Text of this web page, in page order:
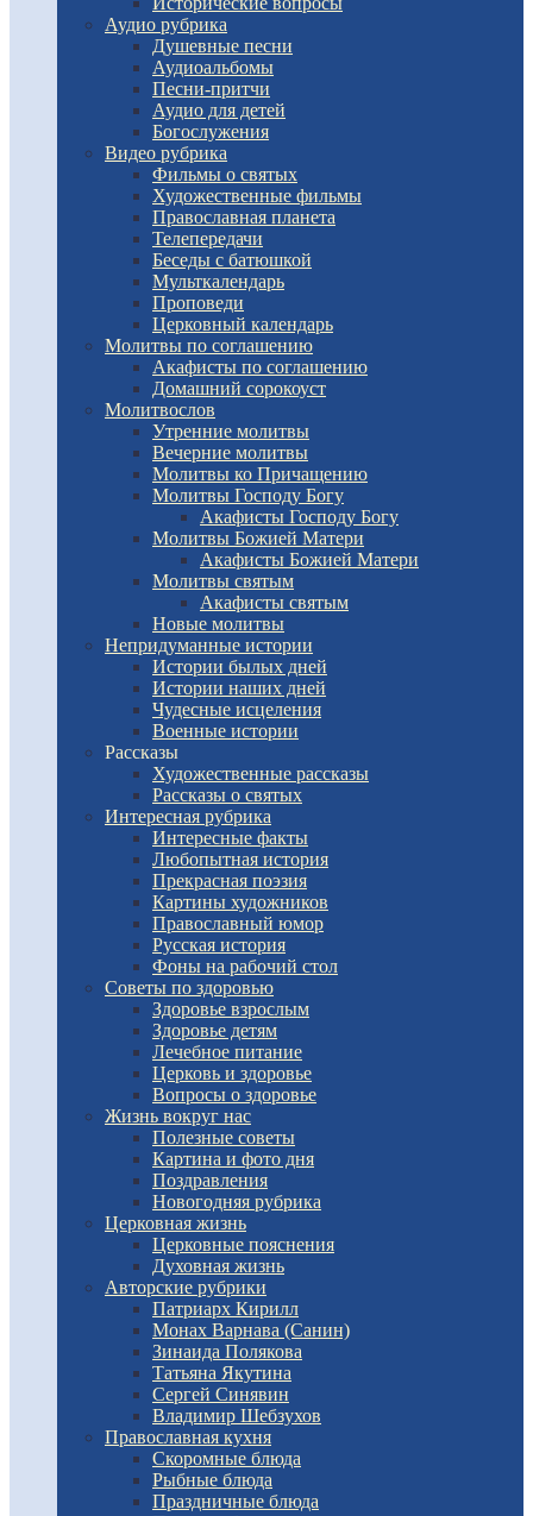
Аудио рубрика
Душевные песни
Аудиоальбомы
Песни-притчи
Аудио для детей
Богослужения
Видео рубрика
Фильмы о святых
Художественные фильмы
Православная планета
Телепередачи
Беседы с батюшкой
Мульткалендарь
Проповеди
Церковный календарь
Молитвы по соглашению
Акафисты по соглашению
Домашний сорокоуст
Молитвослов
Утренние молитвы
Вечерние молитвы
Молитвы ко Причащению
Молитвы Господу Богу
Акафисты Господу Богу
Молитвы Божией Матери
Акафисты Божией Матери
Молитвы святым
Акафисты святым
Новые молитвы
Непридуманные истории
Истории былых дней
Истории наших дней
Чудесные исцеления
Военные истории
Рассказы
Художественные рассказы
Рассказы о святых
Интересная рубрика
Интересные факты
Любопытная история
Прекрасная поэзия
Картины художников
Православный юмор
Русская история
Фоны на рабочий стол
Советы по здоровью
Здоровье взрослым
Здоровье детям
Лечебное питание
Церковь и здоровье
Вопросы о здоровье
Жизнь вокруг нас
Полезные советы
Картина и фото дня
Поздравления
Новогодняя рубрика
Церковная жизнь
Церковные пояснения
Духовная жизнь
Авторские рубрики
Патриарх Кирилл
Монах Варнава (Санин)
Зинаида Полякова
Татьяна Якутина
Сергей Синявин
Владимир Шебзухов
Православная кухня
Скоромные блюда
Рыбные блюда
Праздничные блюда